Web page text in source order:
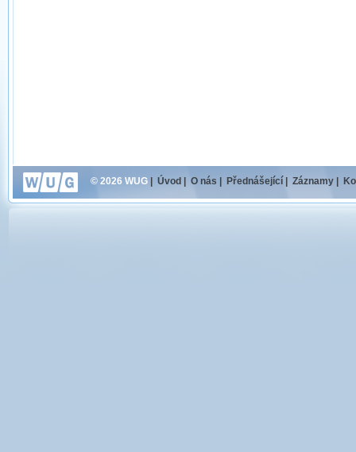
© 2026 WUG Úvod O nás Přednášející Záznamy